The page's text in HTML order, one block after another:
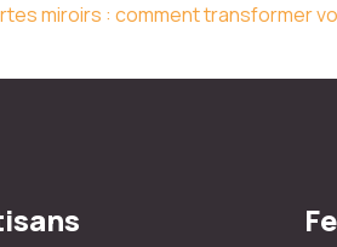
miroirs : comment transformer